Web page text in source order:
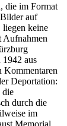
die im Format
auf
keine
Aufnahmen
aus
Kommentaren
Deportation:
die
durch die
im
Memorial